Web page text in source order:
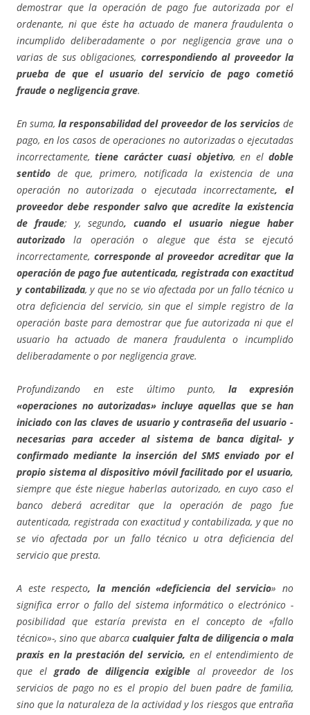
demostrar que la operación de pago fue autorizada por el
ordenante, ni que éste ha actuado de manera fraudulenta o
incumplido deliberadamente o por negligencia grave una o
varias de sus obligaciones, correspondiendo al proveedor la
prueba de que el usuario del servicio de pago cometió
fraude o negligencia grave.
En suma,la responsabilidad del proveedor de los servicios de
pago, en los casos de operaciones no autorizadas o ejecutadas
incorrectamente,tiene carácter cuasi objetivo, en eldoble
sentido de que, primero, notificada la existencia de una
operación no autorizada o ejecutada incorrectamente, el
proveedor debe responder salvo que acredite la existencia
de fraude; y, segundo, cuando el usuario niegue haber
autorizado la operación o alegue que ésta se ejecutó
incorrectamente, corresponde al proveedor acreditar que la
operación de pago fue autenticada, registrada con exactitud
y contabilizada, y que no se vio afectada por un fallo técnico u
otra deficiencia del servicio, sin que el simple registro de la
operación baste para demostrar que fue autorizada ni que el
usuario ha actuado de manera fraudulenta o incumplido
deliberadamente o por negligencia grave.
Profundizando en este último punto, la expresión
«operaciones no autorizadas» incluye aquellas que se han
iniciado con las claves de usuario y contraseña del usuario -
necesarias para acceder al sistema de banca digital- y
confirmado mediante la inserción del SMS enviado por el
propio sistema al dispositivo móvil facilitado por el usuario,
siempre que éste niegue haberlas autorizado, en cuyo caso el
banco deberá acreditar que la operación de pago fue
autenticada, registrada con exactitud y contabilizada, y que no
se vio afectada por un fallo técnico u otra deficiencia del
servicio que presta.
A este respecto, la mención «deficiencia del servicio» no
significa error o fallo del sistema informático o electrónico -
posibilidad que estaría prevista en el concepto de «fallo
técnico»-, sino que abarcacualquier falta de diligencia o mala
praxis en la prestación del servicio, en el entendimiento de
que el grado de diligencia exigible al proveedor de los
servicios de pago no es el propio del buen padre de familia,
sino que la naturaleza de la actividad y los riesgos que entraña